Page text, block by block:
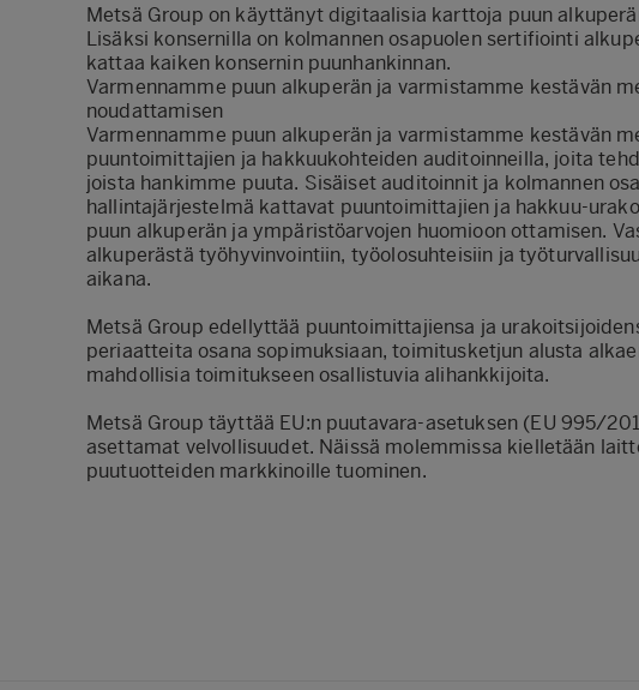
Metsä Group on käyttänyt digitaalisia karttoja puun
Lisäksi konsernilla on kolmannen osapuolen sertifiointi
kattaa kaiken konsernin puunhankinnan.
Varmennamme puun alkuperän ja varmistamme kestävän
noudattamisen
Varmennamme puun alkuperän ja varmistamme kestävän
puuntoimittajien ja hakkuukohteiden auditoinneilla, joita
joista hankimme puuta. Sisäiset auditoinnit ja kolmannen
hallintajärjestelmä kattavat puuntoimittajien ja hakkuu-
puun alkuperän ja ympäristöarvojen huomioon ottamisen.
alkuperästä työhyvinvointiin, työolosuhteisiin ja
aikana.
Metsä Group edellyttää puuntoimittajiensa ja
periaatteita osana sopimuksiaan, toimitusketjun alusta
mahdollisia toimitukseen osallistuvia alihankkijoita.
Metsä Group täyttää EU:n puutavara-asetuksen (EU 995/
asettamat velvollisuudet. Näissä molemmissa kielletään
puutuotteiden markkinoille tuominen.